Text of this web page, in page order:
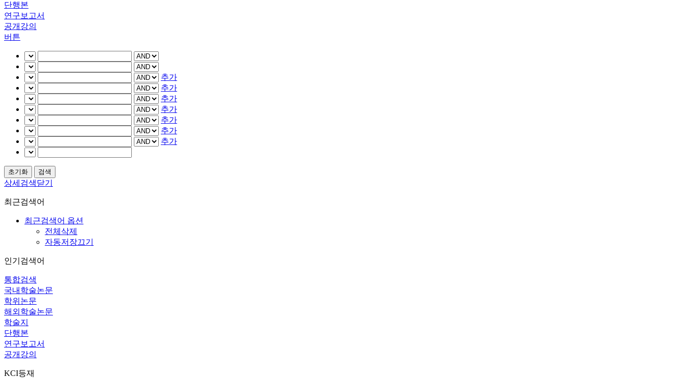
단행본
연구보고서
공개강의
버튼
추가
추가
추가
추가
추가
추가
추가
상세검색닫기
최근검색어
최근검색어 옵션
전체삭제
자동저장끄기
인기검색어
통합검색
국내학술논문
학위논문
해외학술논문
학술지
단행본
연구보고서
공개강의
KCI등재